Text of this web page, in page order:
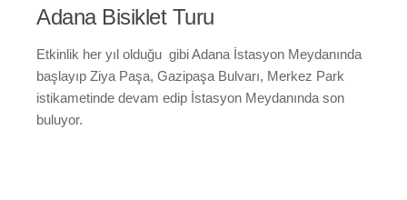
Adana Bisiklet Turu
Etkinlik her yıl olduğu gibi Adana İstasyon Meydanında
başlayıp Ziya Paşa, Gazipaşa Bulvarı, Merkez Park
istikametinde devam edip İstasyon Meydanında son
buluyor.